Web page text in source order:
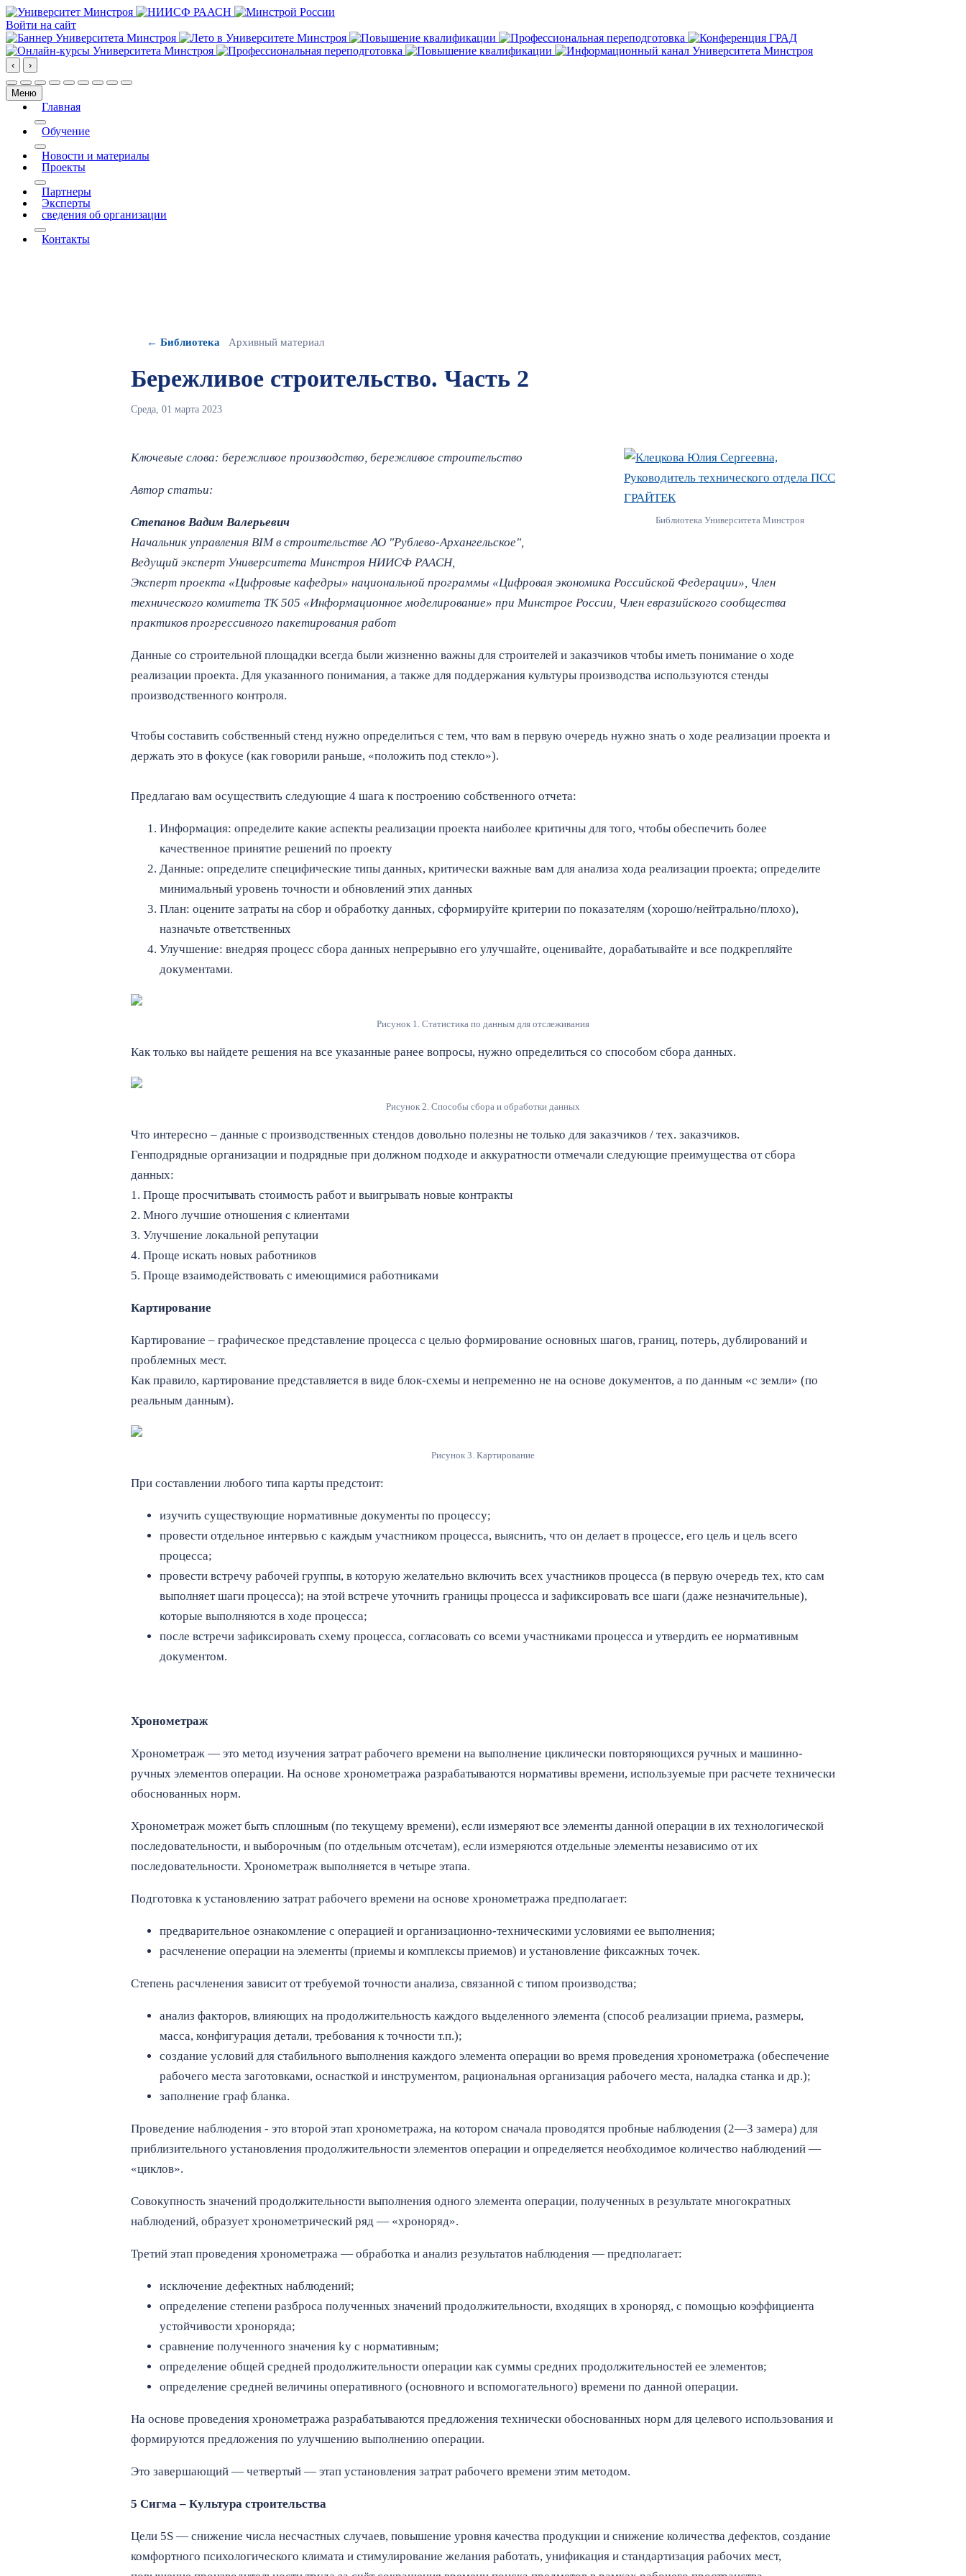
Войти на сайт
‹ ›
Меню
Главная
More about: Главная
Обучение
More about: Обучение
Новости и материалы
Проекты
More about: Проекты
Партнеры
Эксперты
сведения об организации
More about: сведения об организации
Контакты
← Библиотека Архивный материал
Бережливое строительство. Часть 2
Среда, 01 марта 2023
Библиотека Университета Минстроя
Ключевые слова: бережливое производство, бережливое строительство
Автор статьи:
Степанов Вадим Валерьевич
Начальник управления BIM в строительстве АО "Рублево-Архангельское",
Ведущий эксперт Университета Минстроя НИИСФ РААСН,
Эксперт проекта «Цифровые кафедры» национальной программы «Цифровая экономика Российской Федерации», Член
технического комитета ТК 505 «Информационное моделирование» при Минстрое России, Член евразийского сообщества
практиков прогрессивного пакетирования работ
Данные со строительной площадки всегда были жизненно важны для строителей и заказчиков чтобы иметь понимание о ходе
реализации проекта. Для указанного понимания, а также для поддержания культуры производства используются стенды
производственного контроля.
Чтобы составить собственный стенд нужно определиться с тем, что вам в первую очередь нужно знать о ходе реализации проекта и
держать это в фокусе (как говорили раньше, «положить под стекло»).
Предлагаю вам осуществить следующие 4 шага к построению собственного отчета:
Информация: определите какие аспекты реализации проекта наиболее критичны для того, чтобы обеспечить более
качественное принятие решений по проекту
Данные: определите специфические типы данных, критически важные вам для анализа хода реализации проекта; определите
минимальный уровень точности и обновлений этих данных
План: оцените затраты на сбор и обработку данных, сформируйте критерии по показателям (хорошо/нейтрально/плохо),
назначьте ответственных
Улучшение: внедряя процесс сбора данных непрерывно его улучшайте, оценивайте, дорабатывайте и все подкрепляйте
документами.
Рисунок 1. Статистика по данным для отслеживания
Как только вы найдете решения на все указанные ранее вопросы, нужно определиться со способом сбора данных.
Рисунок 2. Способы сбора и обработки данных
Что интересно – данные с производственных стендов довольно полезны не только для заказчиков / тех. заказчиков.
Генподрядные организации и подрядные при должном подходе и аккуратности отмечали следующие преимущества от сбора
данных:
1. Проще просчитывать стоимость работ и выигрывать новые контракты
2. Много лучшие отношения с клиентами
3. Улучшение локальной репутации
4. Проще искать новых работников
5. Проще взаимодействовать с имеющимися работниками
Картирование
Картирование – графическое представление процесса с целью формирование основных шагов, границ, потерь, дублирований и
проблемных мест.
Как правило, картирование представляется в виде блок-схемы и непременно не на основе документов, а по данным «с земли» (по
реальным данным).
Рисунок 3. Картирование
При составлении любого типа карты предстоит:
изучить существующие нормативные документы по процессу;
провести отдельное интервью с каждым участником процесса, выяснить, что он делает в процессе, его цель и цель всего
процесса;
провести встречу рабочей группы, в которую желательно включить всех участников процесса (в первую очередь тех, кто сам
выполняет шаги процесса); на этой встрече уточнить границы процесса и зафиксировать все шаги (даже незначительные),
которые выполняются в ходе процесса;
после встречи зафиксировать схему процесса, согласовать со всеми участниками процесса и утвердить ее нормативным
документом.
Хронометраж
Хронометраж — это метод изучения затрат рабочего времени на выполнение циклически повторяющихся ручных и машинно-
ручных элементов операции. На основе хронометража разрабатываются нормативы времени, используемые при расчете технически
обоснованных норм.
Хронометраж может быть сплошным (по текущему времени), если измеряют все элементы данной операции в их технологической
последовательности, и выборочным (по отдельным отсчетам), если измеряются отдельные элементы независимо от их
последовательности. Хронометраж выполняется в четыре этапа.
Подготовка к установлению затрат рабочего времени на основе хронометража предполагает:
предварительное ознакомление с операцией и организационно-техническими условиями ее выполнения;
расчленение операции на элементы (приемы и комплексы приемов) и установление фиксажных точек.
Степень расчленения зависит от требуемой точности анализа, связанной с типом производства;
анализ факторов, влияющих на продолжительность каждого выделенного элемента (способ реализации приема, размеры,
масса, конфигурация детали, требования к точности т.п.);
создание условий для стабильного выполнения каждого элемента операции во время проведения хронометража (обеспечение
рабочего места заготовками, оснасткой и инструментом, рациональная организация рабочего места, наладка станка и др.);
заполнение граф бланка.
Проведение наблюдения - это второй этап хронометража, на котором сначала проводятся пробные наблюдения (2—3 замера) для
приблизительного установления продолжительности элементов операции и определяется необходимое количество наблюдений —
«циклов».
Совокупность значений продолжительности выполнения одного элемента операции, полученных в результате многократных
наблюдений, образует хронометрический ряд — «хроноряд».
Третий этап проведения хронометража — обработка и анализ результатов наблюдения — предполагает:
исключение дефектных наблюдений;
определение степени разброса полученных значений продолжительности, входящих в хроноряд, с помощью коэффициента
устойчивости хроноряда;
сравнение полученного значения kу с нормативным;
определение общей средней продолжительности операции как суммы средних продолжительностей ее элементов;
определение средней величины оперативного (основного и вспомогательного) времени по данной операции.
На основе проведения хронометража разрабатываются предложения технически обоснованных норм для целевого использования и
формируются предложения по улучшению выполнению операции.
Это завершающий — четвертый — этап установления затрат рабочего времени этим методом.
5 Сигма – Культура строительства
Цели 5S — снижение числа несчастных случаев, повышение уровня качества продукции и снижение количества дефектов, создание
комфортного психологического климата и стимулирование желания работать, унификация и стандартизация рабочих мест,